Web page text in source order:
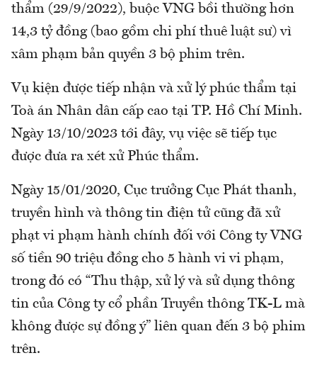
thẩm (29/9/2022), buộc VNG bồi thường hơn
14,3 tỷ đồng (bao gồm chi phí thuê luật sư) vì
xâm phạm bản quyền 3 bộ phim trên.
Vụ kiện được tiếp nhận và xử lý phúc thẩm tại
Toà án Nhân dân cấp cao tại TP. Hồ Chí Minh.
Ngày 13/10/2023 tới đây, vụ việc sẽ tiếp tục
được đưa ra xét xử Phúc thẩm.
Ngày 15/01/2020, Cục trưởng Cục Phát thanh,
truyền hình và thông tin điện tử cũng đã xử
phạt vi phạm hành chính đối với Công ty VNG
số tiền 90 triệu đồng cho 5 hành vi vi phạm,
trong đó có “Thu thập, xử lý và sử dụng thông
tin của Công ty cổ phần Truyền thông TK-L mà
không được sự đồng ý” liên quan đến 3 bộ phim
trên.